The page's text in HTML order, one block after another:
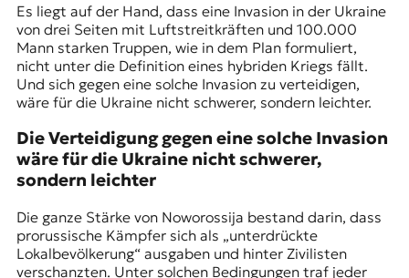
Es liegt auf der Hand, dass eine Invasion in der Ukraine
von drei Seiten mit Luftstreitkräften und 100.000
Mann starken Truppen, wie in dem Plan formuliert,
nicht unter die Definition eines hybriden Kriegs fällt.
Und sich gegen eine solche Invasion zu verteidigen,
wäre für die Ukraine nicht schwerer, sondern leichter.
Die Verteidigung gegen eine solche Invasion
wäre für die Ukraine nicht schwerer,
sondern leichter
Die ganze Stärke von Noworossija bestand darin, dass
prorussische Kämpfer sich als „unterdrückte
Lokalbevölkerung“ ausgaben und hinter Zivilisten
verschanzten. Unter solchen Bedingungen traf jeder